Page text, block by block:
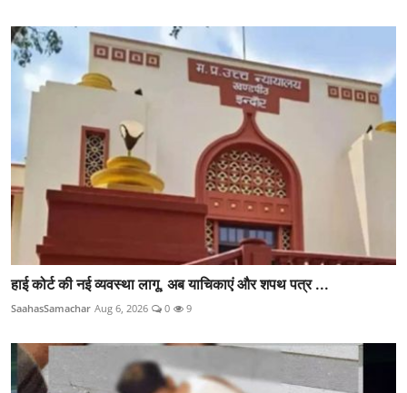
हाई कोर्ट की नई व्यवस्था लागू, अब याचिकाएं और शपथ पत्र ...
SaahasSamachar Aug 6, 2026 0 9